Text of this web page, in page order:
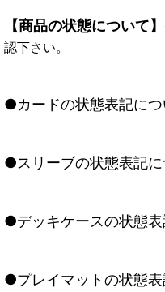
【商品の状態について】
認下さい。
●カードの状態表記に
●スリーブの状態表記
●デッキケースの状態
●プレイマットの状態